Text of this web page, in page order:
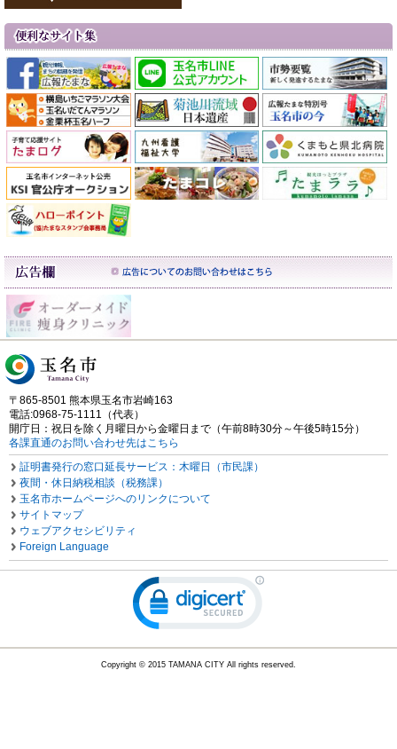
〒865-8501 熊本県玉名市岩崎163
電話:0968-75-1111（代表）
開庁日：祝日を除く月曜日から金曜日まで（午前8時30分～午後5時15分）
各課直通のお問い合わせ先はこちら
証明書発行の窓口延長サービス：木曜日（市民課）
夜間・休日納税相談（税務課）
玉名市ホームページへのリンクについて
サイトマップ
ウェブアクセシビリティ
Foreign Language
Copyright © 2015 TAMANA CITY All rights reserved.